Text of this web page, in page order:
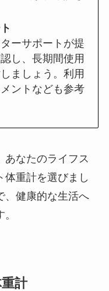
ーサポートが提
し、長期間使用
ましょう。利用
ントなども参考
あなたのライフス
体重計を選びまし
、健康的な生活へ
計